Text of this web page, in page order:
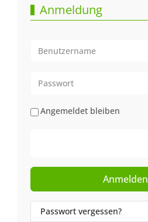
Anmeldung
Angemeldet bleiben
Anmelden
Passwort vergessen?